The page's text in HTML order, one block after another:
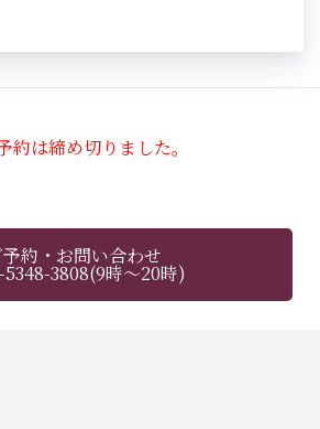
約は締め切りました。
予約・お問い合わせ
5348-3808(9時～20時)